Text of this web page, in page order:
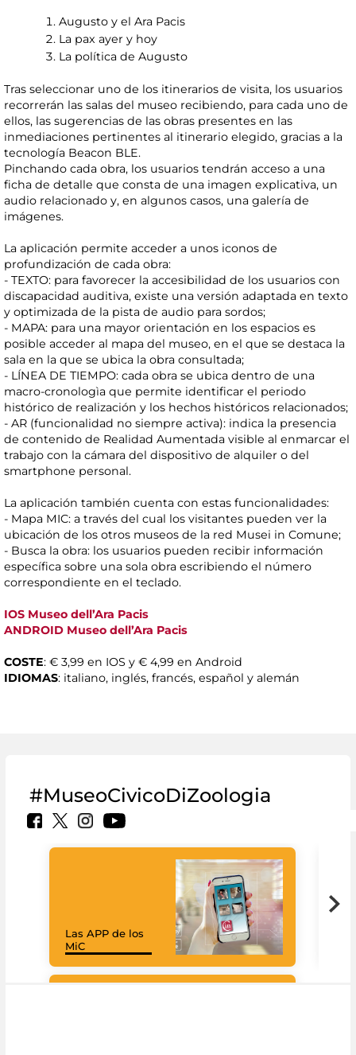
Augusto y el Ara Pacis
La pax ayer y hoy
La política de Augusto
Tras seleccionar uno de los itinerarios de visita, los usuarios
recorrerán las salas del museo recibiendo, para cada uno de
ellos, las sugerencias de las obras presentes en las
inmediaciones pertinentes al itinerario elegido, gracias a la
tecnología Beacon BLE.
Pinchando cada obra, los usuarios tendrán acceso a una
ficha de detalle que consta de una imagen explicativa, un
audio relacionado y, en algunos casos, una galería de
imágenes.
La aplicación permite acceder a unos iconos de
profundización de cada obra:
- TEXTO: para favorecer la accesibilidad de los usuarios con
discapacidad auditiva, existe una versión adaptada en texto
y optimizada de la pista de audio para sordos;
- MAPA: para una mayor orientación en los espacios es
posible acceder al mapa del museo, en el que se destaca la
sala en la que se ubica la obra consultada;
- LÍNEA DE TIEMPO: cada obra se ubica dentro de una
macro-cronologìa que permite identificar el periodo
histórico de realización y los hechos históricos relacionados;
- AR (funcionalidad no siempre activa): indica la presencia
de contenido de Realidad Aumentada visible al enmarcar el
trabajo con la cámara del dispositivo de alquiler o del
smartphone personal.
La aplicación también cuenta con estas funcionalidades:
- Mapa MIC: a través del cual los visitantes pueden ver la
ubicación de los otros museos de la red Musei in Comune;
- Busca la obra: los usuarios pueden recibir información
específica sobre una sola obra escribiendo el número
correspondiente en el teclado.
IOS Museo dell’Ara Pacis
ANDROID Museo dell’Ara Pacis
COSTE: € 3,99 en IOS y € 4,99 en Android
IDIOMAS: italiano, inglés, francés, español y alemán
#MuseoCivicoDiZoologia
Las APP de los
MiC